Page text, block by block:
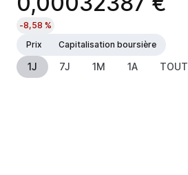
-8,58 %
Prix
Capitalisation boursière
1J 7J 1M 1A TOUT